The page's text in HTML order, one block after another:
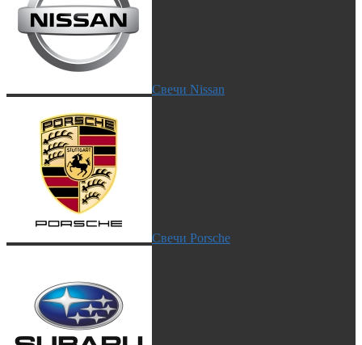
Свечи Nissan
Свечи Porsche